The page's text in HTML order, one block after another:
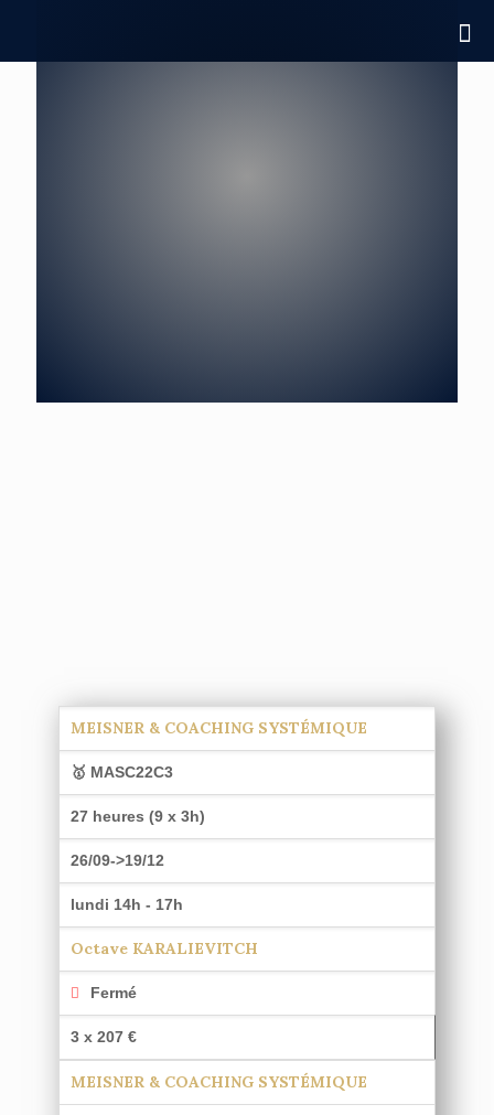
MEISNER & COACHING SYSTÉMIQUE
🥇 MASC22C3
27 heures (9 x 3h)
26/09->19/12
lundi 14h - 17h
Octave KARALIEVITCH
Fermé
3 x 207 €
MEISNER & COACHING SYSTÉMIQUE